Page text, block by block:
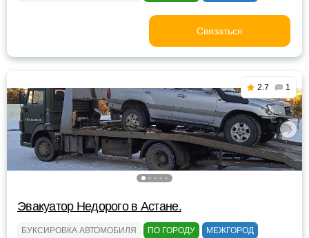
Связаться
2.7 1
Эвакуатор Недорого в Астане.
БУКСИРОВКА АВТОМОБИЛЯ ПО ГОРОДУ МЕЖГОРОД